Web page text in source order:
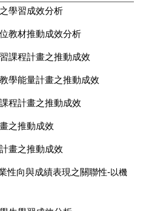
學習成效分析
教材推動成效分析
課程計畫之推動成效
學能量計畫之推動成效
程計畫之推動成效
之推動成效
畫之推動成效
性向與成績表現之關聯性-以機